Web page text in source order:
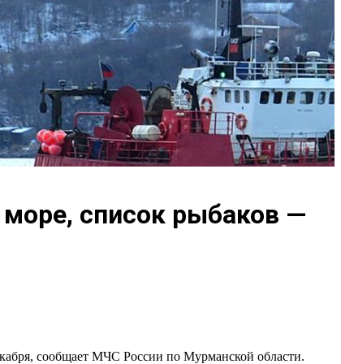
список рыбаков —
сообщает МЧС России по Мурманской области.